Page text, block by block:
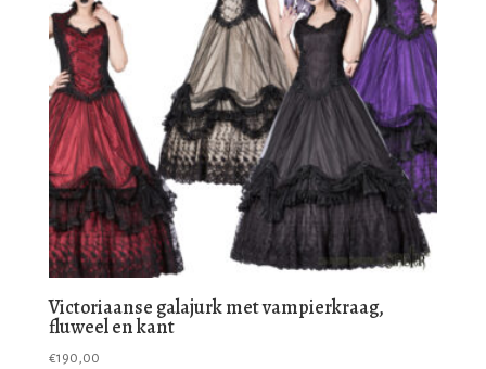
Victoriaanse galajurk met vampierkraag,
fluweel en kant
€190,00